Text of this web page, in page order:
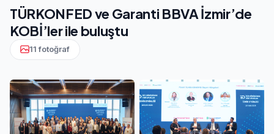
TÜRKONFED ve Garanti BBVA İzmir’de
KOBİ’ler ile buluştu
11 fotoğraf